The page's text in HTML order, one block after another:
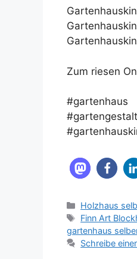
Zum riesen
#gartenhaus
Kategorien
Holzhaus
Schlagwörter
Finn Art
gartenhaus
Schreibe